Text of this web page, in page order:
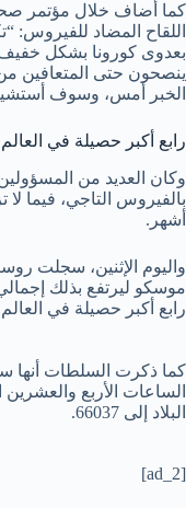
كما أضاف خلال مؤتمر
اللقاح المضاد
بعدوى كورونا بشكل
ينصحون حتى المتعافين
الخبر أمس، وسوف
رابع أكبر حصيلة في العالم
وكان العديد من
بالفيروس التاجي، فيما لا
أشهر.
رابع أكبر حصيلة في
الساعات الأربع والعشرين
البلاد إلى 66037.
[ad_2]